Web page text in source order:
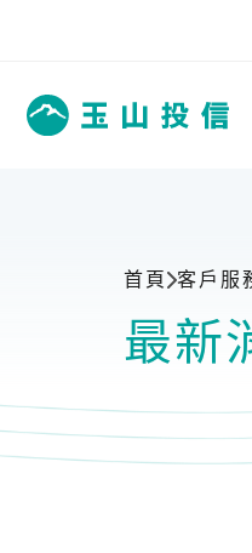
首頁 客戶服
最新